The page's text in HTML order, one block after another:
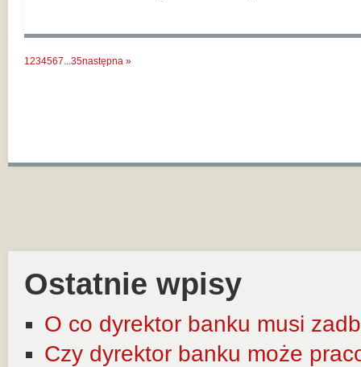
1234567...35następna »
Ostatnie wpisy
O co dyrektor banku musi
Czy dyrektor banku może